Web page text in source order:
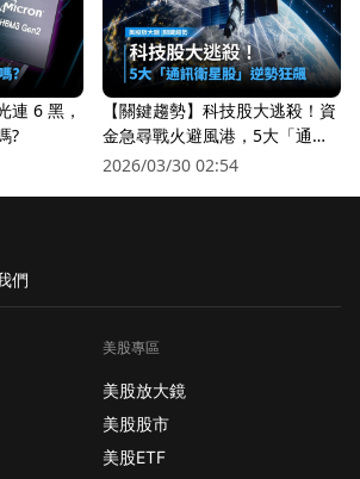
連 6 黑，
?
【關鍵趨勢】科技股大逃殺！資
金急尋戰火避風港，5大「通訊
衛星股」逆勢狂飆
2026/03/30 02:54
們
美股專區
美股放大鏡
美股股市
美股ETF